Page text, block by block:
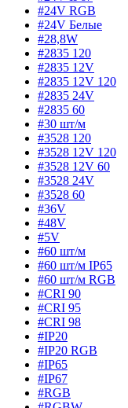
#24V RGB
#24V Белые
#28,8W
#2835 120
#2835 12V
#2835 12V 120
#2835 24V
#2835 60
#30 шт/м
#3528 120
#3528 12V 120
#3528 12V 60
#3528 24V
#3528 60
#36V
#48V
#5V
#60 шт/м
#60 шт/м IP65
#60 шт/м RGB
#CRI 90
#CRI 95
#CRI 98
#IP20
#IP20 RGB
#IP65
#IP67
#RGB